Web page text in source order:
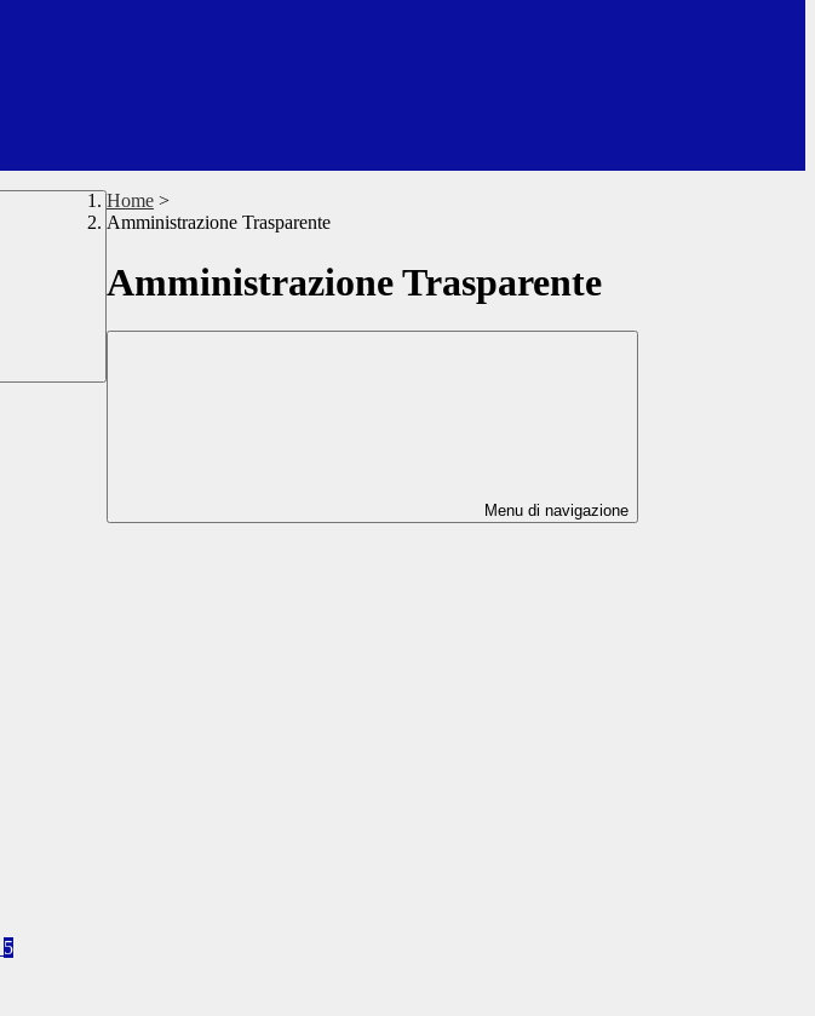
Home >
Amministrazione Trasparente
Amministrazione Trasparente
Menu di navigazione
5